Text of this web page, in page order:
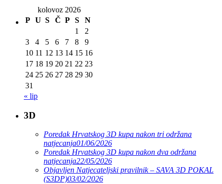
kolovoz 2026
P U S Č P S
N
1
2
3
4 5 6 7 8
9
10 11 12 13 14 15 16
17 18 19 20 21 22 23
24 25 26 27 28 29 30
31
« lip
3D
Poredak Hrvatskog 3D kupa nakon tri održana
natjecanja01/06/2026
Poredak Hrvatskog 3D kupa nakon dva održana
natjecanja22/05/2026
Objavljen Natjecateljski pravilnik – SAVA 3D POKAL
(S3DP)03/02/2026